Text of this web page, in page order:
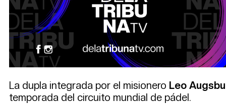
La dupla integrada por el misionero Leo
temporada del circuito mundial de pádel.